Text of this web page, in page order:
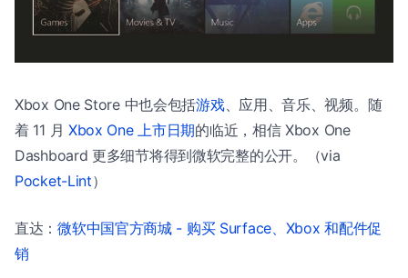
Xbox One Store 中也会包括游戏、应用、音乐、视频。随
着 11 月 Xbox One 上市日期的临近，相信 Xbox One
Dashboard 更多细节将得到微软完整的公开。（via
Pocket-Lint）
直达：微软中国官方商城 - 购买 Surface、Xbox 和配件促
销